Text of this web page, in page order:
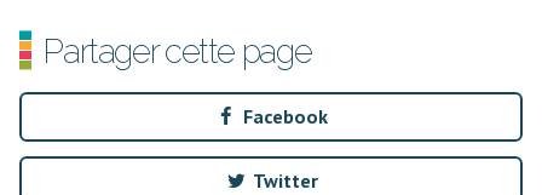
Partager cette page
Facebook
Twitter